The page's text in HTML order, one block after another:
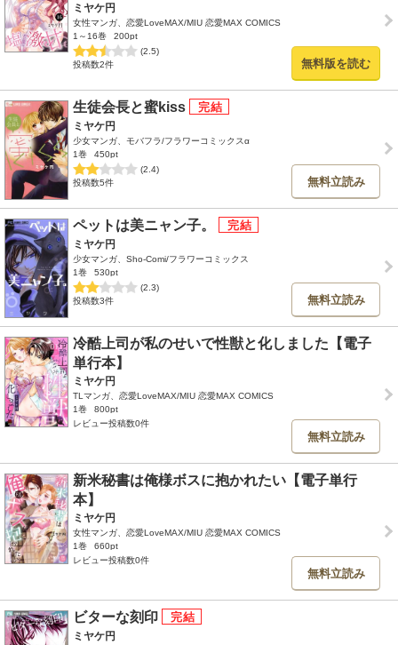
ミヤケ円
女性マンガ、恋愛LoveMAX/MIU 恋愛MAX COMICS
1～16巻
200pt
(2.5)
投稿数2件
無料版を読む
生徒会長と蜜kiss
ミヤケ円
少女マンガ、モバフラ/フラワーコミックスα
1巻
450pt
(2.4)
投稿数5件
無料立読み
ペットは美ニャン子。
ミヤケ円
少女マンガ、Sho-Comi/フラワーコミックス
1巻
530pt
(2.3)
投稿数3件
無料立読み
冷酷上司が私のせいで性獣と化しました【電子
単行本】
ミヤケ円
TLマンガ、恋愛LoveMAX/MIU 恋愛MAX COMICS
1巻
800pt
レビュー投稿数0件
無料立読み
新米秘書は俺様ボスに抱かれたい【電子単行
本】
ミヤケ円
女性マンガ、恋愛LoveMAX/MIU 恋愛MAX COMICS
1巻
660pt
レビュー投稿数0件
無料立読み
ビターな刻印
ミヤケ円